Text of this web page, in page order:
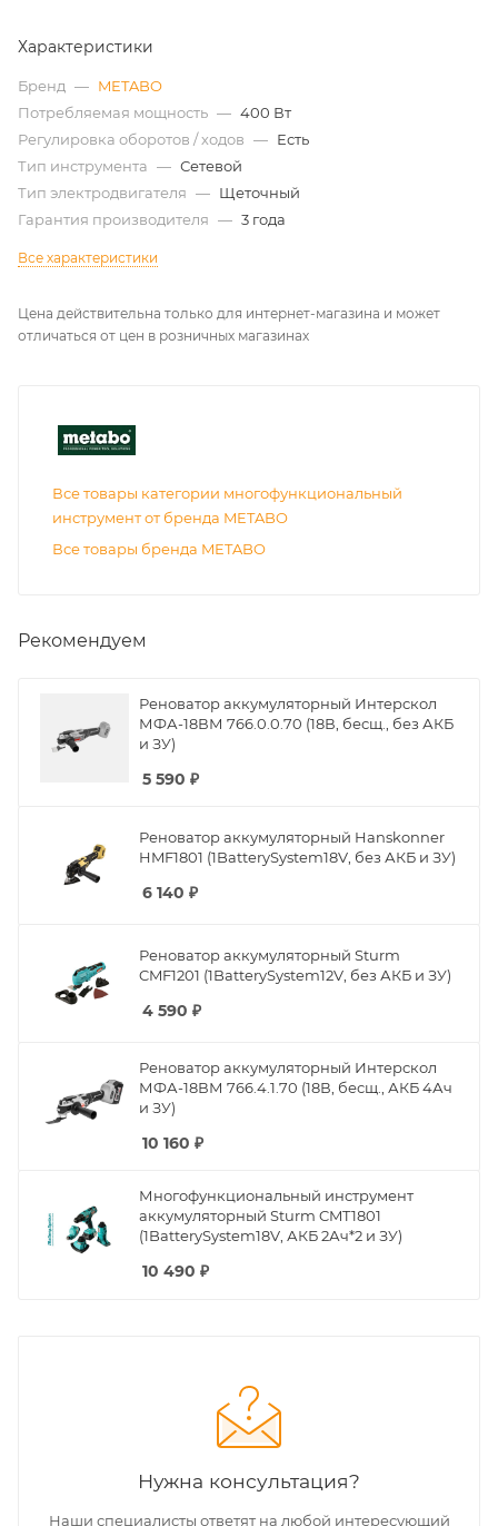
Характеристики
Бренд — METABO
Потребляемая мощность — 400 Вт
Регулировка оборотов / ходов — Есть
Тип инструмента — Сетевой
Тип электродвигателя — Щеточный
Гарантия производителя — 3 года
Все характеристики
Цена действительна только для интернет-магазина и может
отличаться от цен в розничных магазинах
Все товары категории многофункциональный
инструмент от бренда METABO
Все товары бренда METABO
Рекомендуем
Реноватор аккумуляторный Интерскол
МФА-18ВМ 766.0.0.70 (18В, бесщ., без АКБ
и ЗУ)
5 590 ₽
Реноватор аккумуляторный Hanskonner
HMF1801 (1BatterySystem18V, без АКБ и ЗУ)
6 140 ₽
Реноватор аккумуляторный Sturm
CMF1201 (1BatterySystem12V, без АКБ и ЗУ)
4 590 ₽
Реноватор аккумуляторный Интерскол
МФА-18ВМ 766.4.1.70 (18В, бесщ., АКБ 4Ач
и ЗУ)
10 160 ₽
Многофункциональный инструмент
аккумуляторный Sturm CMT1801
(1BatterySystem18V, АКБ 2Ач*2 и ЗУ)
10 490 ₽
Нужна консультация?
Наши специалисты ответят на любой интересующий